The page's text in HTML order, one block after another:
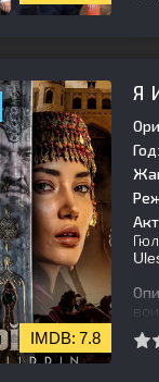
7.8
Я
Год: